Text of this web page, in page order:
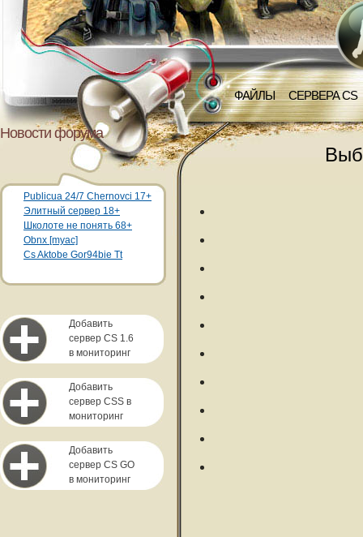
ФАЙЛЫ СЕРВЕРА CS
Новости форума
Publicua 24/7 Chernovci 17+
Элитный сервер 18+
Школоте не понять 68+
Obnx [myac]
Cs Aktobe Gor94bie Tt
Добавить
сервер CS 1.6
в мониторинг
Добавить
сервер CSS в
мониторинг
Добавить
сервер CS GO
в мониторинг